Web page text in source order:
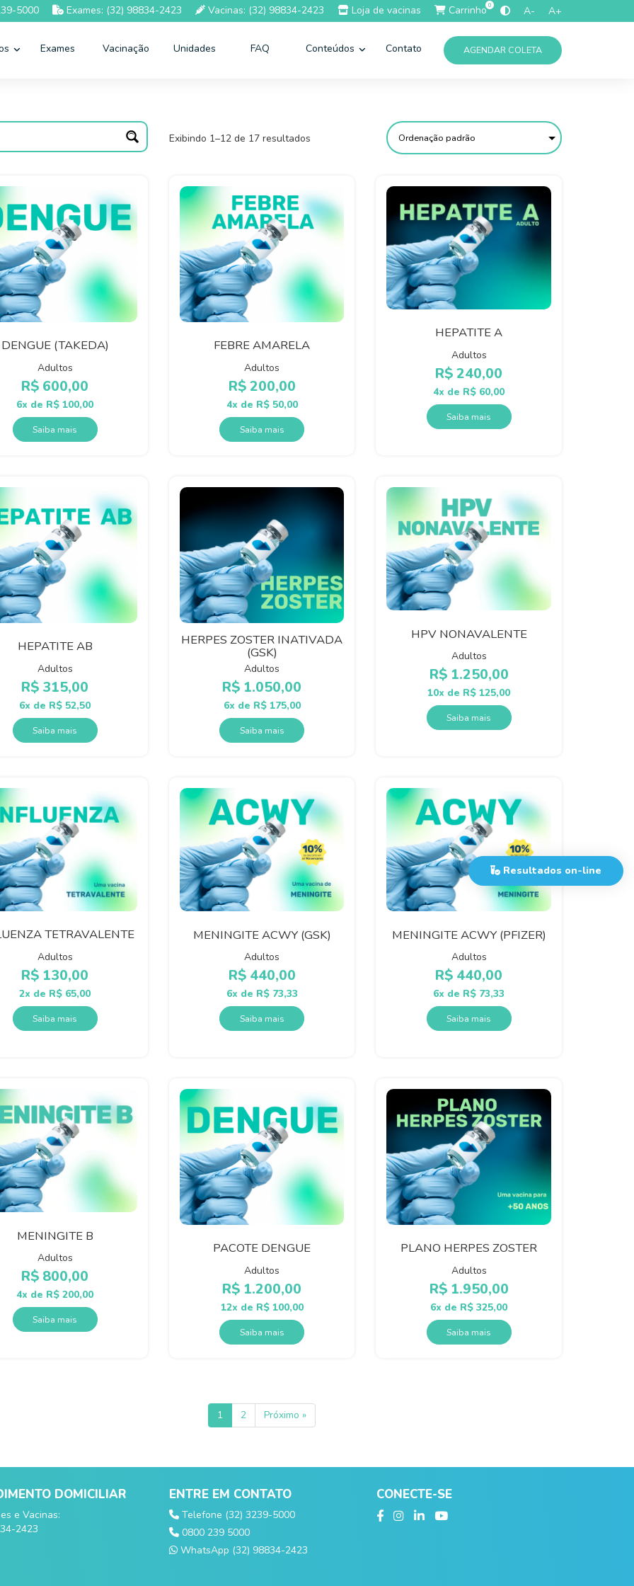
5000 Exames: (32) 98834-2423 Vacinas: (32) 98834-2423 Loja de vacinas Carrinho0 A- A+
Exames Vacinação Unidades FAQ Conteúdos Contato AGENDAR COLETA
Exibindo 1–12 de 17 resultados
DENGUE (TAKEDA)
Adultos
R$ 600,00
6x de R$ 100,00
Saiba mais
FEBRE AMARELA
Adultos
R$200,00
4x de R$50,00
Saiba mais
HEPATITE A
Adultos
R$240,00
4x de R$ 60,00
Saiba mais
HEPATITE AB
Adultos
R$ 315,00
6x de R$ 52,50
Saiba mais
HERPES ZOSTER INATIVADA
(GSK)
Adultos
R$ 1.050,00
6x de R$175,00
Saiba mais
HPV NONAVALENTE
Adultos
R$1.250,00
10x de R$ 125,00
Saiba mais
TETRAVALENTE
Adultos
R$ 130,00
2x de R$ 65,00
Saiba mais
MENINGITE ACWY (GSK)
Adultos
R$440,00
6x de R$73,33
Saiba mais
MENINGITE ACWY (PFIZER)
Adultos
R$ 440,00
6x de R$ 73,33
Saiba mais
MENINGITE B
Adultos
R$ 800,00
4x de R$ 200,00
Saiba mais
PACOTE DENGUE
Adultos
R$ 1.200,00
12x de R$100,00
Saiba mais
PLANO HERPES ZOSTER
Adultos
R$1.950,00
6x de R$ 325,00
Saiba mais
1 2 Próximo »
DOMICILIAR
e Vacinas:
2423
ENTRE EM CONTATO
Telefone (32) 3239-5000
0800 239 5000
WhatsApp (32) 98834-2423
CONECTE-SE
Resultados on-line